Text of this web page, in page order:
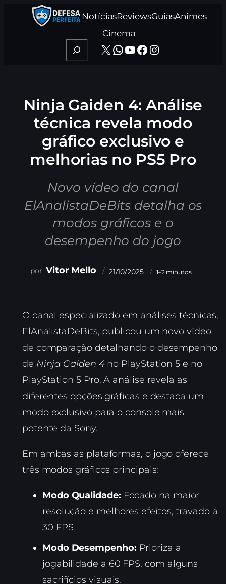
NotíciasReviewsGuiasAnimes
Cinema
Pesquisar
X WhatsApp
Youtube
Facebook
Instagram
Ninja Gaiden 4: Análise
técnica revela modo
gráfico exclusivo e
melhorias no PS5 Pro
Novo vídeo do canal
ElAnalistaDeBits detalha os
modos gráficos e o
desempenho do jogo
Vitor Mello 21/10/2025 1–2 minutos
O canal especializado em análises técnicas,
ElAnalistaDeBits, publicou um novo vídeo
de comparação detalhando o desempenho
de Ninja Gaiden 4no PlayStation 5 e no
PlayStation 5 Pro. A análise revela as
diferentes opções gráficas e destaca um
modo exclusivo para o console mais
potente da Sony.
Em ambas as plataformas, o jogo oferece
três modos gráficos principais:
Modo Qualidade: Focado na maior
resolução e melhores efeitos, travado a
30 FPS.
Modo Desempenho: Prioriza a
jogabilidade a 60 FPS, com alguns
sacrifícios visuais.